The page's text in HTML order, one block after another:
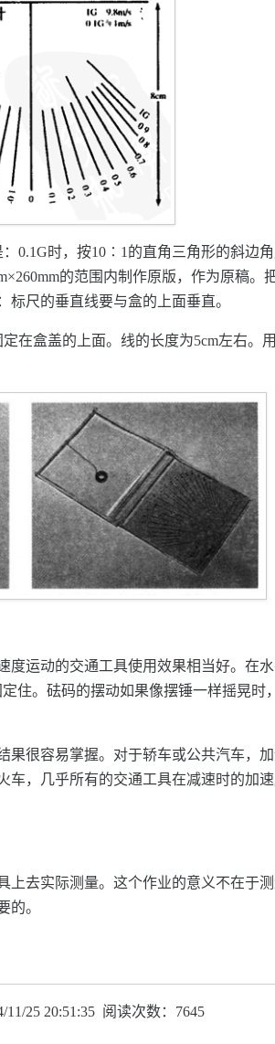
0.1G时，按10∶1的直角三角形的斜边
的范围内制作原版，作为原稿
尺的垂直线要与盒的上面垂直。
在盒盖的上面。线的长度为5cm左右。
运动的交通工具使用效果相当好。在
住。砝码的摆动如果像摆锤一样摇晃时
很容易掌握。对于轿车或公共汽车，
，几乎所有的交通工具在减速时的加
去实际测量。这个作业的意义不在于
的。
11/25 20:51:35 阅读次数：7645